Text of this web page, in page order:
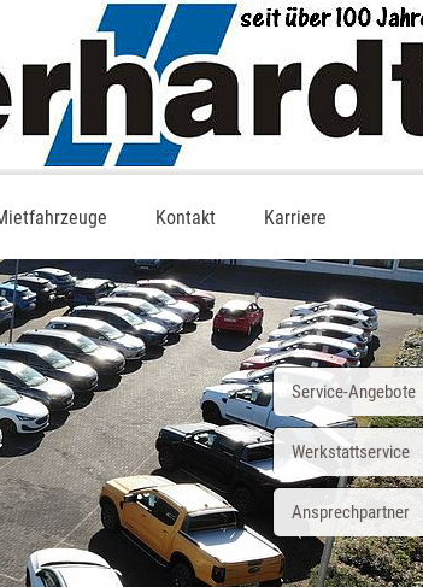
Kontakt Karriere
Service-Angebote
Werkstattservice
Ansprechpartner